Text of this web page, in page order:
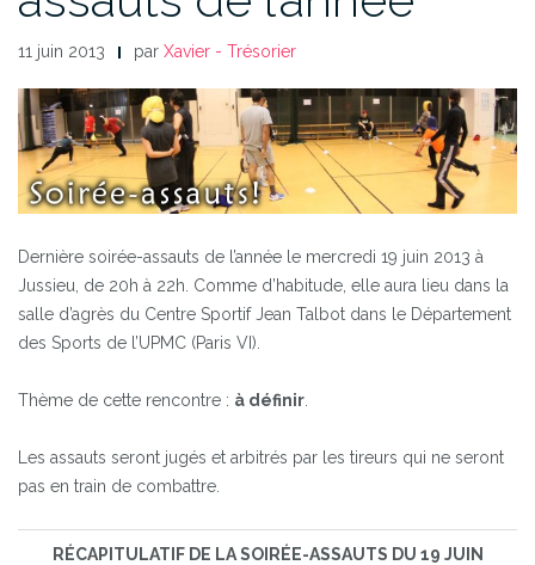
11 juin 2013 par Xavier - Trésorier
Dernière soirée-assauts de l’année le mercredi 19 juin 2013 à
Jussieu, de 20h à 22h. Comme d’habitude, elle aura lieu dans la
salle d’agrès du Centre Sportif Jean Talbot dans le Département
des Sports de l’UPMC (Paris VI).
Thème de cette rencontre : à définir
Les assauts seront jugés et arbitrés par les tireurs qui ne seront
pas en train de combattre.
RÉCAPITULATIF DE LA SOIRÉE-ASSAUTS DU 19 JUIN